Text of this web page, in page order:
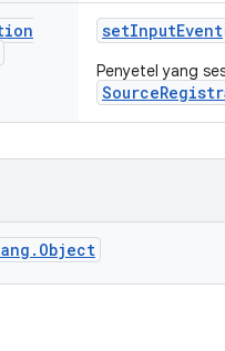
setInputEvent
Penyetel yang